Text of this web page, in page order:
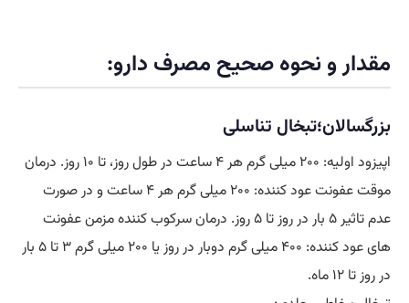
مقدار و نحوه صحیح مصرف دارو:
بزرگسالان؛تبخال تناسلی
اپیزود اولیه: ۲۰۰ میلی گرم هر ۴ ساعت در طول روز، تا ۱۰ روز. درمان
موقت عفونت عود کننده: ۲۰۰ میلی گرم هر ۴ ساعت و در صورت
عدم تاثیر ۵ بار در روز تا ۵ روز. درمان سرکوب کننده مزمن عفونت
های عود کننده: ۴۰۰ میلی گرم دوبار در روز یا ۲۰۰ میلی گرم ۳ تا ۵ بار
در روز تا ۱۲ ماه.